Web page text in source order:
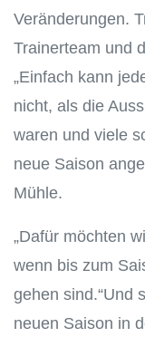
Veränderungen.
Trainerteam und
„Einfach kann
nicht, als die
waren und viele
neue Saison
Mühle.
„Dafür möchten
wenn bis zum
gehen sind.“Und
neuen Saison in